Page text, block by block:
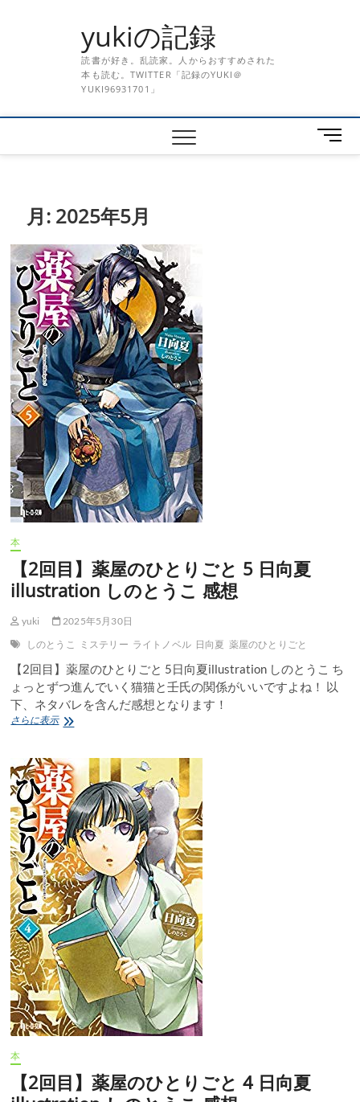
yukiの記録
読書が好き。乱読家。人からおすすめされた
本も読む。TWITTER「記録のYUKI＠
YUKI96931701」
メ
ニ
月: 2025年5月
本
【2回目】薬屋のひとりごと 5 日向夏
illustration しのとうこ 感想
yuki
2025年5月30日
しのとうこ
ミステリー ライトノベル 日向夏 薬屋のひとりごと
【2回目】薬屋のひとりごと 5日向夏illustration しのとうこ ち
ょっとずつ進んでいく猫猫と壬氏の関係がいいですよね！ 以
下、ネタバレを含んだ感想となります！
さらに表示【2
薬
屋
の
ひ
と
り
ご
と
5
日
向
夏
illustration
し
の
と
う
こ
感
想
本
【2回目】薬屋のひとりごと 4 日向夏